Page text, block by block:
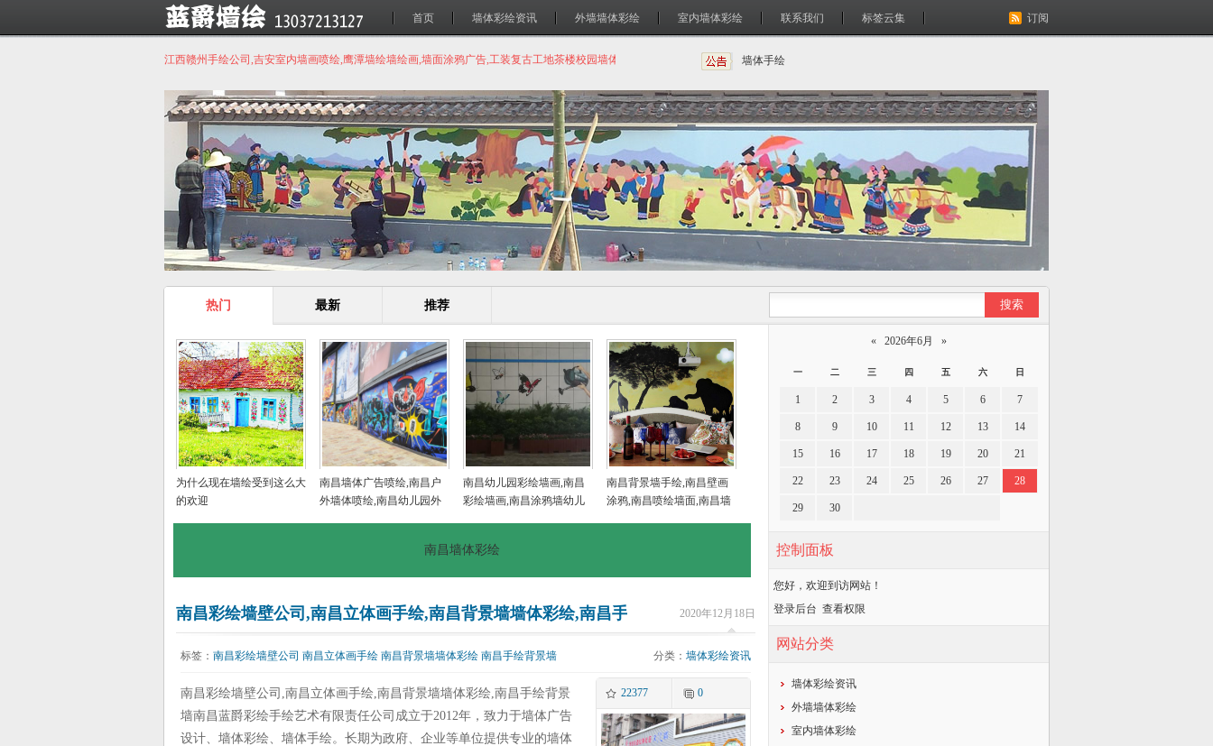
订阅
首页 墙体彩绘资讯 外墙墙体彩绘 室内墙体彩绘 联系我们 标签云集
墙体彩绘
江西赣州手绘公司,吉安室内墙画喷绘,鹰潭墙绘墙绘画,墙面涂鸦广告,工装复古工地茶楼校园墙体绘画
热门 最新 推荐
为什么现在墙绘受到这么大
的欢迎
南昌墙体广告喷绘,南昌户
外墙体喷绘,南昌幼儿园外
南昌幼儿园彩绘墙画,南昌
彩绘墙画,南昌涂鸦墙幼儿
南昌背景墙手绘,南昌壁画
涂鸦,南昌喷绘墙面,南昌墙
南昌墙体彩绘
2020年12月18日
南昌彩绘墙壁公司,南昌立体画手绘,南昌背景墙墙体彩绘,南昌手绘背景墙
分类： 墙体彩绘资讯
标签：南昌彩绘墙壁公司 南昌立体画手绘 南昌背景墙墙体彩绘 南昌手绘背景墙
22377 0
南昌彩绘墙壁公司,南昌立体画手绘,南昌背景墙墙体彩绘,南昌手绘背景
墙南昌蓝爵彩绘手绘艺术有限责任公司成立于2012年，致力于墙体广告
设计、墙体彩绘、墙体手绘。长期为政府、企业等单位提供专业的墙体
« 2026年6月 »
一 二 三 四 五 六 日
1 2 3 4 5 6 7
8 9 10 11 12 13 14
15 16 17 18 19 20 21
22 23 24 25 26 27 28
29 30
控制面板
您好，欢迎到访网站！
登录后台 查看权限
网站分类
墙体彩绘资讯
外墙墙体彩绘
室内墙体彩绘